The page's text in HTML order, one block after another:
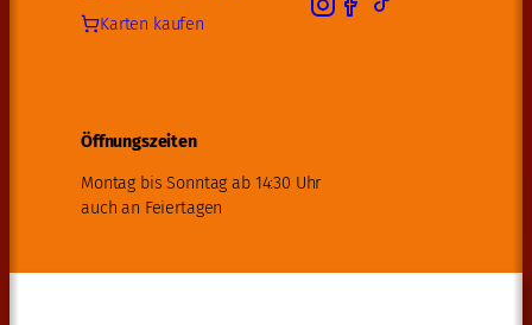
Karten kaufen
Öffnungszeiten
Montag bis Sonntag ab 14:30 Uhr
auch an Feiertagen